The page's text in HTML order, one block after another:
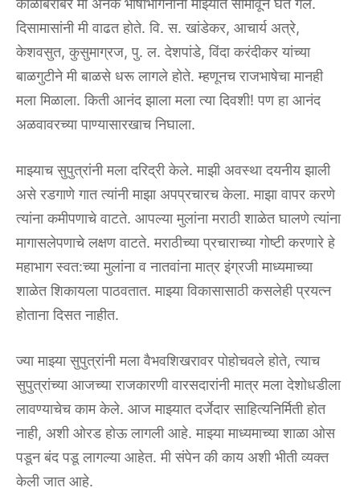
काळाबरोबर मी अनेक भाषाभगिनींना माझ्यात सामावून घेत गेले.
दिसामासांनी मी वाढत होते. वि. स. खांडेकर, आचार्य अत्रे,
केशवसुत, कुसुमाग्रज, पु. ल. देशपांडे, विंदा करंदीकर यांच्या
बाळगुटीने मी बाळसे धरू लागले होते. म्हणूनच राजभाषेचा मानही
मला मिळाला. किती आनंद झाला मला त्या दिवशी! पण हा आनंद
अळवावरच्या पाण्यासारखाच निघाला.
माझ्याच सुपुत्रांनी मला दरिद्री केले. माझी अवस्था दयनीय झाली
असे रडगाणे गात त्यांनी माझा अपप्रचारच केला. माझा वापर करणे
त्यांना कमीपणाचे वाटते. आपल्या मुलांना मराठी शाळेत घालणे त्यांना
मागासलेपणाचे लक्षण वाटते. मराठीच्या प्रचाराच्या गोष्टी करणारे हे
महाभाग स्वत:च्या मुलांना व नातवांना मात्र इंग्रजी माध्यमाच्या
शाळेत शिकायला पाठवतात. माझ्या विकासासाठी कसलेही प्रयत्न
होताना दिसत नाहीत.
ज्या माझ्या सुपुत्रांनी मला वैभवशिखरावर पोहोचवले होते, त्याच
सुपुत्रांच्या आजच्या राजकारणी वारसदारांनी मात्र मला देशोधडीला
लावण्याचेच काम केले. आज माझ्यात दर्जेदार साहित्यनिर्मिती होत
नाही, अशी ओरड होऊ लागली आहे. माझ्या माध्यमाच्या शाळा ओस
पडून बंद पडू लागल्या आहेत. मी संपेन की काय अशी भीती व्यक्त
केली जात आहे.